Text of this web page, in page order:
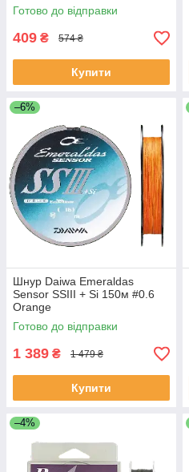
Готово до відправки
409 ₴ 574 ₴
Купити
–6%
Шнур Daiwa Emeraldas
Sensor SSIII + Si 150м #0.6
Orange
Готово до відправки
1 389 ₴ 1 479 ₴
Купити
–4%